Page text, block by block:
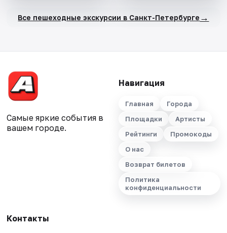
Все пешеходные экскурсии в Санкт-Петербурге →
Самые яркие события в
вашем городе.
Навигация
Главная
Города
Площадки
Артисты
Рейтинги
Промокоды
О нас
Возврат билетов
Политика
конфиденциальности
Контакты